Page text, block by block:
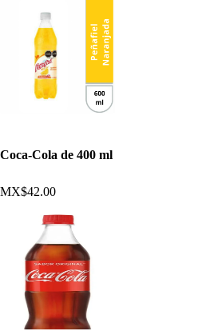
Coca-Cola de 400 ml
MX$42.00